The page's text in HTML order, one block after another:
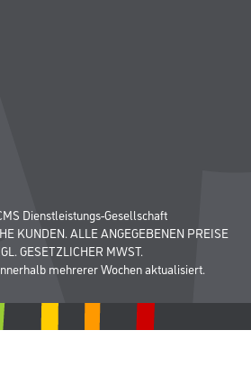
Dienstleistungs-Gesellschaft
KUNDEN. ALLE ANGEGEBENEN PREISE
GESETZLICHER MWST.
mehrerer Wochen aktualisiert.